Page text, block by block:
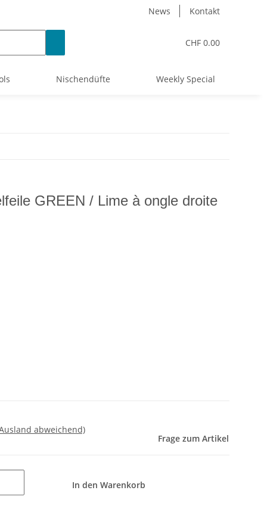
News Kontakt
CHF 0.00
Nischendüfte Weekly Special
GREEN / Lime à ongle droite
abweichend)
Frage zum Artikel
In den Warenkorb